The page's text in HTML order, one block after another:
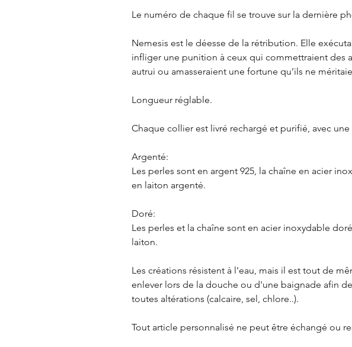
Le numéro de chaque fil se trouve sur la dernière
Nemesis est le déesse de la rétribution. Elle
infliger une punition à ceux qui commettraient des
autrui ou amasseraient une fortune qu’ils ne
Longueur réglable.
Chaque collier est livré rechargé et purifié, avec
Argenté:
Les perles sont en argent 925, la chaîne en acier
en laiton argenté.
Doré:
Les perles et la chaîne sont en acier inoxydable
laiton.
Les créations résistent à l'eau, mais il est tout de
enlever lors de la douche ou d'une baignade afin
toutes altérations (calcaire, sel, chlore..).
Tout article personnalisé ne peut être échangé ou